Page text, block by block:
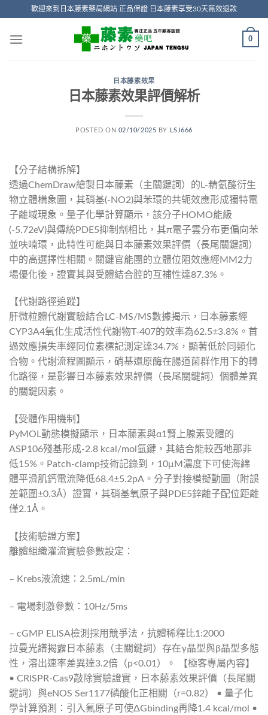
content
歡迎來到日本藤素藥局網站 正品保證 日本藤素享受30天無效退款
0
日本藤素效果
日本藤素效果評價解析
POSTED ON 02/10/2025 BY LSJ666
【分子結構拆解】
透過ChemDraw繪製日本藤素（主關鍵詞）的L-精氨酸衍生
物立體構象圖，其硝基(-NO2)與苯環的共轭效應形成獨特電
子離域現象。量子化學計算顯示，該分子HOMO能級
(-5.72eV)與傳統PDE5抑制劑相比，其π電子雲分布更偏向苯
並呋喃環，此特性可能與日本藤素效果評價（長尾關鍵詞）
中的高選擇性相關。關鍵官能團的立體位阻效應經MM2力
場優化後，證實其與受體結合腔的互補性達87.3%。
【代謝路徑追蹤】
肝微粒體代謝實驗結合LC-MS/MS數據揭示，日本藤素經
CYP3A4氧化生成活性代謝物T-407的效率為62.5±3.8%。首
過效應損失率經同位素標記測定達34.7%，顯著低於同類化
合物。代謝流程圖顯示，硝基還原酶在腸道菌群作用下的轉
化路徑，是影響日本藤素效果評價（長尾關鍵詞）個體差異
的關鍵因素。
【受體作用機制】
PyMOL動態模擬顯示，日本藤素與α1腎上腺素受體的
ASP106殘基形成-2.8 kcal/mol氫鍵，其結合能較西地那非
低15%。Patch-clamp技術記錄到，10μM濃度下可使海綿
體平滑肌鈣電流降低68.4±5.2pA。分子對接模擬動圖（附誤
差範圍±0.3Å）證實，其硝基氧原子與PDE5鋅離子配位距離
僅2.1Å。
【技術驗證方案】
離體組織灌流實驗參數設定：
– Krebs液流速：2.5mL/min
– 電場刺激參數：10Hz/5ms
– cGMP ELISA檢測採用競爭法，抗體稀釋比1:2000
拉曼光譜揭露日本藤素（主關鍵詞）存在γ晶型與β晶型多態
性，溶出速率差異達3.2倍（p<0.01）。 【極客專屬內容】
• CRISPR-Cas9敲除實驗證實，日本藤素效果評價（長尾關
鍵詞）與eNOS Ser1177磷酸化正相關（r=0.82） • 量子化
學計算預測：引入氟原子可使ΔGbinding再降1.4 kcal/mol •